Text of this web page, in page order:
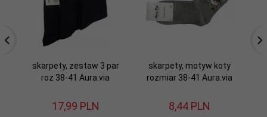
skarpety, zestaw 3 par
roz 38-41 Aura.via
17,99 PLN
skarpety, motyw koty
rozmiar 38-41 Aura.via
8,44 PLN